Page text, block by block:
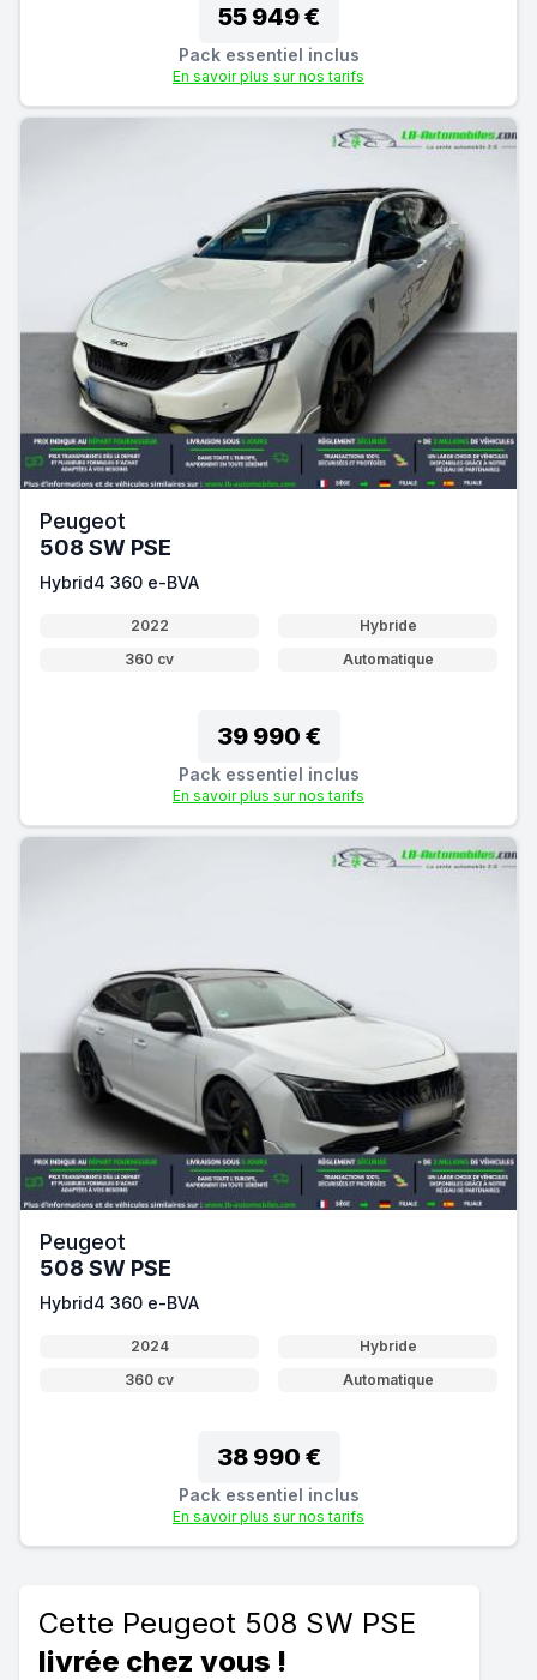
55 949 €
Pack essentiel inclus
En savoir plus sur nos tarifs
Peugeot
508 SW PSE
Hybrid4 360 e-BVA
2022
Hybride
360 cv
Automatique
39 990 €
Pack essentiel inclus
En savoir plus sur nos tarifs
Peugeot
508 SW PSE
Hybrid4 360 e-BVA
2024
Hybride
360 cv
Automatique
38 990 €
Pack essentiel inclus
En savoir plus sur nos tarifs
Cette Peugeot 508 SW PSE
livrée chez vous !